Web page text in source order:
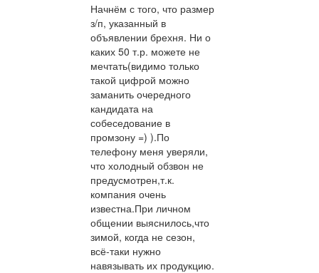
Начнём с того, что размер
з/п, указанный в
объявлении брехня. Ни о
каких 50 т.р. можете не
мечтать(видимо только
такой цифрой можно
заманить очередного
кандидата на
собеседование в
промзону =) ).По
телефону меня уверяли,
что холодный обзвон не
предусмотрен,т.к.
компания очень
известна.При личном
общении выяснилось,что
зимой, когда не сезон,
всё-таки нужно
навязывать их продукцию.